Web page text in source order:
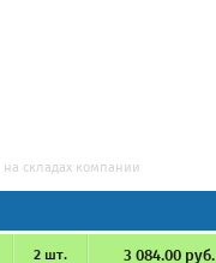
складах компании
2 шт. 3 084.00 руб.